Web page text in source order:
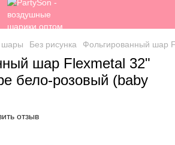
шары Без рисунка Фольгированный шар
шар Flexmetal 32"
бело-розовый (baby
отзыв